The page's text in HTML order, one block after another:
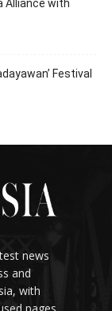
Alliance with
Festival
news
and
with